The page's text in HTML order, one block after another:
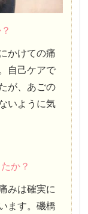
かけての痛
自己ケアで
が、あごの
いように気
か？
みは確実に
ます。磯橋